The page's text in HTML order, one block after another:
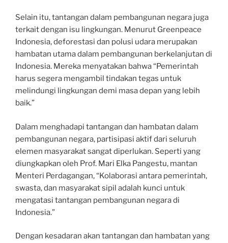
Selain itu, tantangan dalam pembangunan negara juga
terkait dengan isu lingkungan. Menurut Greenpeace
Indonesia, deforestasi dan polusi udara merupakan
hambatan utama dalam pembangunan berkelanjutan di
Indonesia. Mereka menyatakan bahwa “Pemerintah
harus segera mengambil tindakan tegas untuk
melindungi lingkungan demi masa depan yang lebih
baik.”
Dalam menghadapi tantangan dan hambatan dalam
pembangunan negara, partisipasi aktif dari seluruh
elemen masyarakat sangat diperlukan. Seperti yang
diungkapkan oleh Prof. Mari Elka Pangestu, mantan
Menteri Perdagangan, “Kolaborasi antara pemerintah,
swasta, dan masyarakat sipil adalah kunci untuk
mengatasi tantangan pembangunan negara di
Indonesia.”
Dengan kesadaran akan tantangan dan hambatan yang